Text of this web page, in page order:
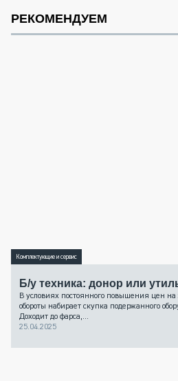
РЕКОМЕНДУЕМ
Комплектующие и сервис
Б/у техника: донор или
В условиях постоянного повышения цен
обороты набирает скупка подержанного
Доходит до фарса,...
25.04.2025